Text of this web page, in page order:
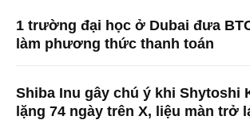
1 trường đại học ở Dubai đưa
làm phương thức thanh toán
Shiba Inu gây chú ý khi Shytoshi
lặng 74 ngày trên X, liệu màn trở